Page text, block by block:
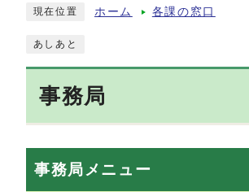
現在位置 ホーム 各課の窓口
あしあと
事務局
事務局メニュー